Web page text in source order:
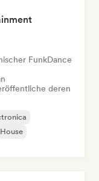
FunkDance
deren
House